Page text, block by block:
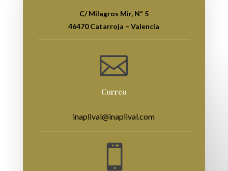
C/ Milagros Mir, Nº 5
46470 Catarroja – Valencia

Correo
inaplival@inaplival.com
